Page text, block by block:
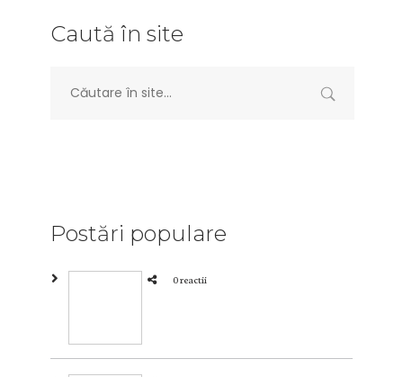
Caută în site
Postări populare
0 reactii